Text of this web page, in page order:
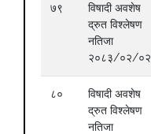
७९
विषादी अवशेष
द्रुत विश्लेषण
नतिजा
२०८३/०२/०२
८०
विषादी अवशेष
द्रुत विश्लेषण
नतिजा